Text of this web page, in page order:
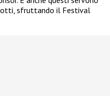
sfruttando il Festival